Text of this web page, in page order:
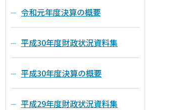
令和元年度決算の概要
平成30年度財政状況資料集
平成30年度決算の概要
平成29年度財政状況資料集